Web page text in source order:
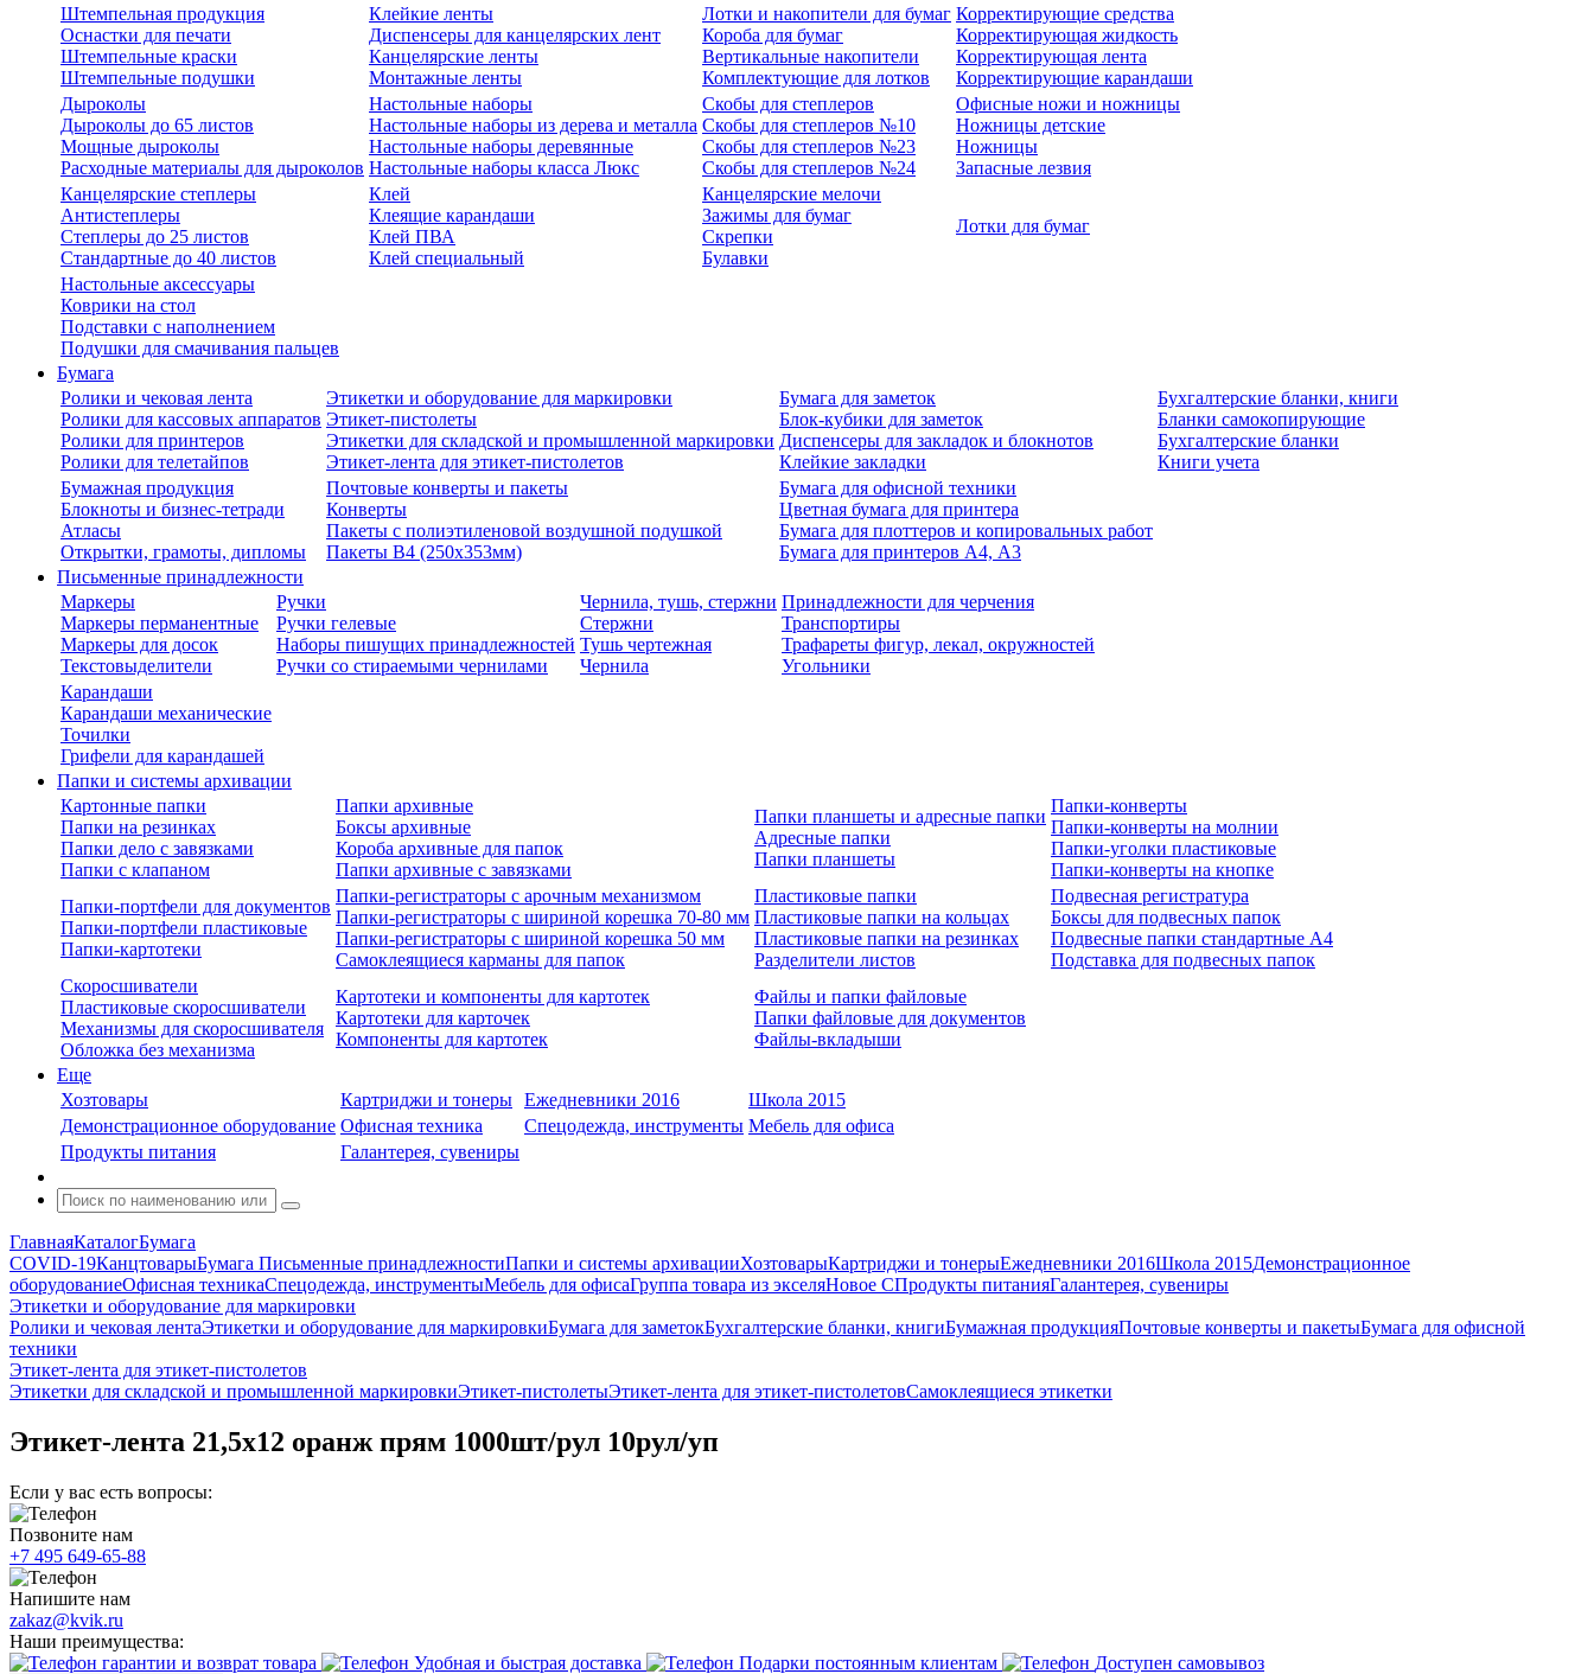
Штемпельная продукция
Оснастки для печати
Штемпельные краски
Штемпельные подушки
Клейкие ленты
Диспенсеры для канцелярских лент
Канцелярские ленты
Монтажные ленты
Лотки и накопители для бумаг
Короба для бумаг
Вертикальные накопители
Комплектующие для лотков
Корректирующие средства
Корректирующая жидкость
Корректирующая лента
Корректирующие карандаши
Дыроколы
Дыроколы до 65 листов
Мощные дыроколы
Расходные материалы для дыроколов
Настольные наборы
Настольные наборы из дерева и металла
Настольные наборы деревянные
Настольные наборы класса Люкс
Скобы для степлеров
Скобы для степлеров №10
Скобы для степлеров №23
Скобы для степлеров №24
Офисные ножи и ножницы
Ножницы детские
Ножницы
Запасные лезвия
Канцелярские степлеры
Антистеплеры
Степлеры до 25 листов
Стандартные до 40 листов
Клей
Клеящие карандаши
Клей ПВА
Клей специальный
Канцелярские мелочи
Зажимы для бумаг
Скрепки
Булавки
Лотки для бумаг
Настольные аксессуары
Коврики на стол
Подставки с наполнением
Подушки для смачивания пальцев
Бумага
Ролики и чековая лента
Ролики для кассовых аппаратов
Ролики для принтеров
Ролики для телетайпов
Этикетки и оборудование для маркировки
Этикет-пистолеты
Этикетки для складской и промышленной маркировки
Этикет-лента для этикет-пистолетов
Бумага для заметок
Блок-кубики для заметок
Диспенсеры для закладок и блокнотов
Клейкие закладки
Бухгалтерские бланки, книги
Бланки самокопирующие
Бухгалтерские бланки
Книги учета
Бумажная продукция
Блокноты и бизнес-тетради
Атласы
Открытки, грамоты, дипломы
Почтовые конверты и пакеты
Конверты
Пакеты с полиэтиленовой воздушной подушкой
Пакеты В4 (250х353мм)
Бумага для офисной техники
Цветная бумага для принтера
Бумага для плоттеров и копировальных работ
Бумага для принтеров А4, А3
Письменные принадлежности
Маркеры
Маркеры перманентные
Маркеры для досок
Текстовыделители
Ручки
Ручки гелевые
Наборы пишущих принадлежностей
Ручки со стираемыми чернилами
Чернила, тушь, стержни
Стержни
Тушь чертежная
Чернила
Принадлежности для черчения
Транспортиры
Трафареты фигур, лекал, окружностей
Угольники
Карандаши
Карандаши механические
Точилки
Грифели для карандашей
Папки и системы архивации
Картонные папки
Папки на резинках
Папки дело с завязками
Папки с клапаном
Папки архивные
Боксы архивные
Короба архивные для папок
Папки архивные с завязками
Папки планшеты и адресные папки
Адресные папки
Папки планшеты
Папки-конверты
Папки-конверты на молнии
Папки-уголки пластиковые
Папки-конверты на кнопке
Папки-портфели для документов
Папки-портфели пластиковые
Папки-картотеки
Папки-регистраторы с арочным механизмом
Папки-регистраторы с шириной корешка 70-80 мм
Папки-регистраторы с шириной корешка 50 мм
Самоклеящиеся карманы для папок
Пластиковые папки
Пластиковые папки на кольцах
Пластиковые папки на резинках
Разделители листов
Подвесная регистратура
Боксы для подвесных папок
Подвесные папки стандартные А4
Подставка для подвесных папок
Скоросшиватели
Пластиковые скоросшиватели
Механизмы для скоросшивателя
Обложка без механизма
Картотеки и компоненты для картотек
Картотеки для карточек
Компоненты для картотек
Файлы и папки файловые
Папки файловые для документов
Файлы-вкладыши
Еще
Хозтовары
Картриджи и тонеры Ежедневники 2016
Школа 2015
Демонстрационное оборудование Офисная техника Спецодежда, инструменты Мебель для офиса
Продукты питания
Галантерея, сувениры
ГлавнаяКаталогБумага
COVID-19КанцтоварыБумага Письменные принадлежностиПапки и системы архивацииХозтоварыКартриджи и тонерыЕжедневники 2016Школа 2015Демонстрационное
оборудованиеОфисная техникаСпецодежда, инструментыМебель для офисаГруппа товара из экселяНовое СПродукты питанияГалантерея, сувениры
Этикетки и оборудование для маркировки
Ролики и чековая лентаЭтикетки и оборудование для маркировкиБумага для заметокБухгалтерские бланки, книгиБумажная продукцияПочтовые конверты и пакетыБумага для офисной
техники
Этикет-лента для этикет-пистолетов
Этикетки для складской и промышленной маркировкиЭтикет-пистолетыЭтикет-лента для этикет-пистолетовСамоклеящиеся этикетки
Этикет-лента 21,5х12 оранж прям 1000шт/рул 10рул/уп
Если у вас есть вопросы:
Позвоните нам
+7 495 649-65-88
Напишите нам
zakaz@kvik.ru
Наши преимущества:
гарантии и возврат товара
Удобная и быстрая доставка Подарки постоянным клиентам Доступен самовывоз